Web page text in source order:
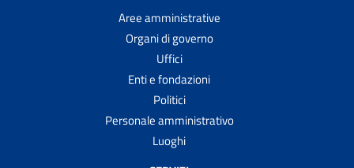
Aree amministrative
Organi di governo
Uffici
Enti e fondazioni
Politici
Personale amministrativo
Luoghi